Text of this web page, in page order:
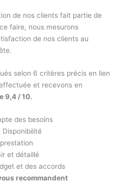
de nos clients fait partie de
faire, nous mesurons
de nos clients au
selon 6 critères précis en lien
et recevons en
9,4 / 10.
des besoins
et détaillé
et des accords
recommandent